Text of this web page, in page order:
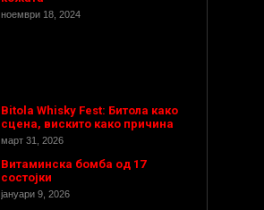
ноември 18, 2024
Bitola Whisky Fest: Битола како
сцена, вискито како причина
март 31, 2026
Витаминска бомба од 17
состојки
јануари 9, 2026